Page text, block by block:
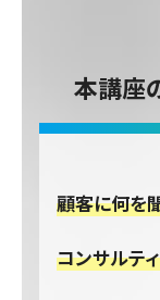
本講座
顧客に何を
コンサルテ